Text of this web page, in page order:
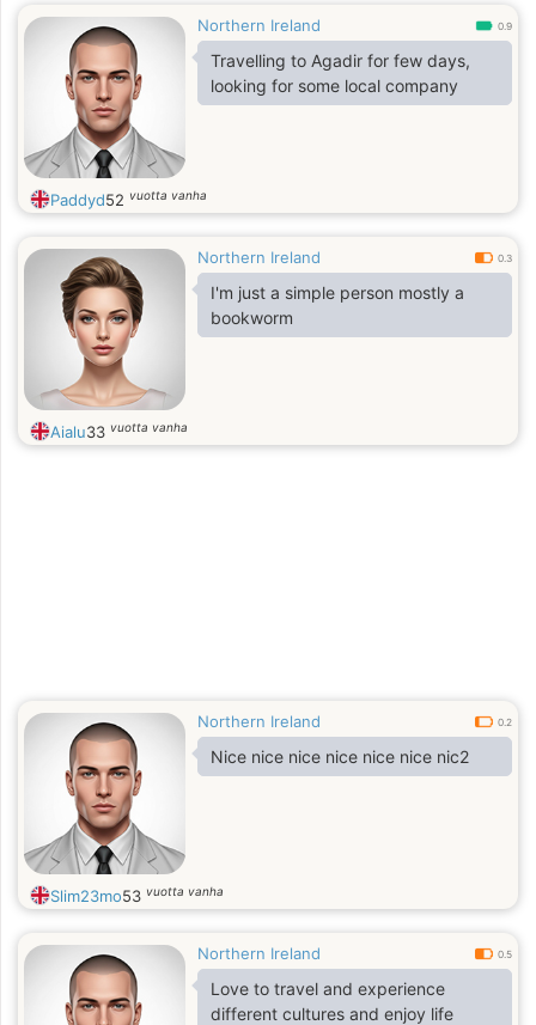
Northern Ireland 0.9
Travelling to Agadir for few days,
looking for some local company
Paddyd52 vuotta vanha
Northern Ireland 0.3
I'm just a simple person mostly a
bookworm
Aialu33 vuotta vanha
Northern Ireland 0.2
Nice nice nice nice nice nice nic2
Slim23mo53 vuotta vanha
Northern Ireland 0.5
Love to travel and experience
different cultures and enjoy life